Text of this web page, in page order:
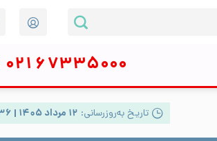
۰۲۱ ۶۷۳۳۵۰۰۰
تاریخ به‌روزرسانی: ۱۲ مرداد ۱۴۰۵ | ۱۶:۳۶